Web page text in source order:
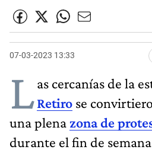
07-03-2023 13:33
Las cercanías de la
Retiro se
una plena zona de
durante el fin de